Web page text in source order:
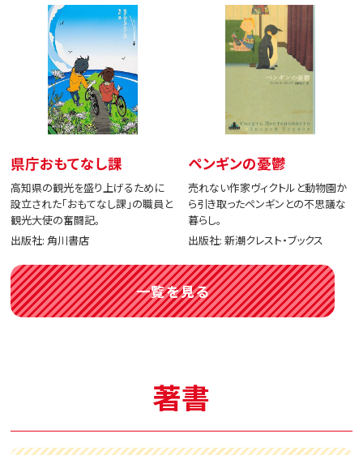
県庁おもてなし課
高知県の観光を盛り上げるために
設立された「おもてなし課」の職員と
観光大使の奮闘記。
出版社: 角川書店
ペンギンの憂鬱
売れない作家ヴィクトルと動物園か
ら引き取ったペンギンとの不思議な
暮らし。
出版社: 新潮クレスト・ブックス
一覧を見る
著書